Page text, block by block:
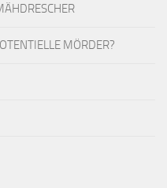
MÖRDER?